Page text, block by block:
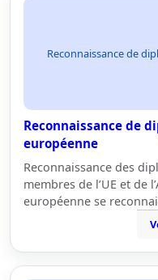
Reconnaissance de
Reconnaissance de
européenne
Reconnaissance des
membres de l’UE et de
européenne se